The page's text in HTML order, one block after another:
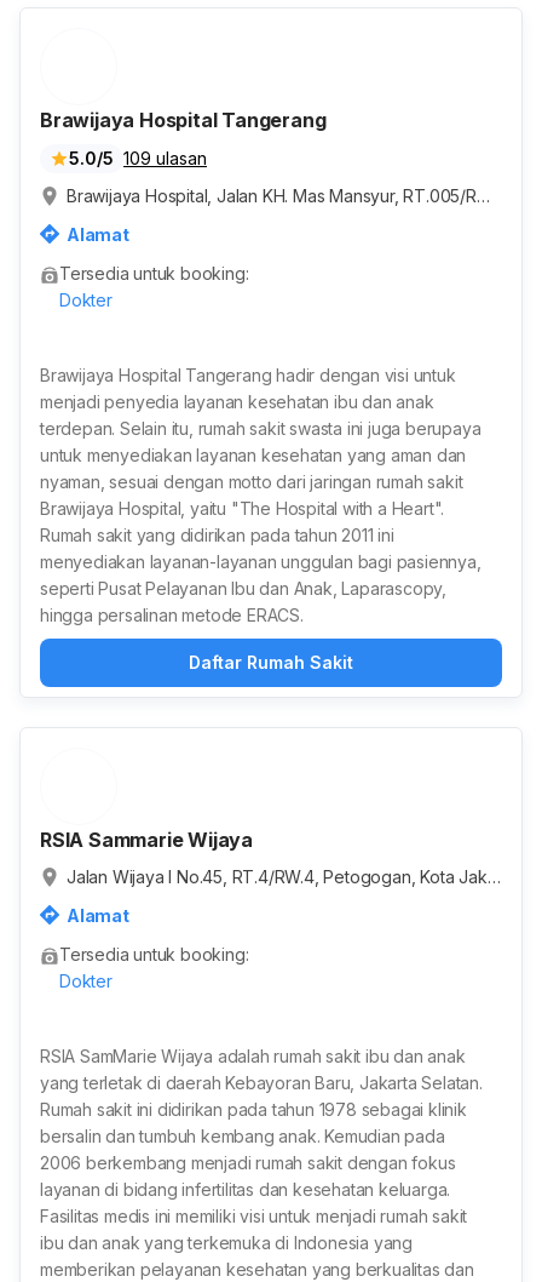
Brawijaya Hospital Tangerang
5.0/5 109 ulasan
Brawijaya Hospital, Jalan KH. Mas Mansyur, RT.005/RW.
Alamat
Tersedia untuk booking:
Dokter
Brawijaya Hospital Tangerang hadir dengan visi untuk
menjadi penyedia layanan kesehatan ibu dan anak
terdepan. Selain itu, rumah sakit swasta ini juga berupaya
untuk menyediakan layanan kesehatan yang aman dan
nyaman, sesuai dengan motto dari jaringan rumah sakit
Brawijaya Hospital, yaitu "The Hospital with a Heart".
Rumah sakit yang didirikan pada tahun 2011 ini
menyediakan layanan-layanan unggulan bagi pasiennya,
seperti Pusat Pelayanan Ibu dan Anak, Laparascopy,
hingga persalinan metode ERACS.
Daftar Rumah Sakit
RSIA Sammarie Wijaya
Jalan Wijaya I No.45, RT.4/RW.4, Petogogan, Kota Jaka
Alamat
Tersedia untuk booking:
Dokter
RSIA SamMarie Wijaya adalah rumah sakit ibu dan anak
yang terletak di daerah Kebayoran Baru, Jakarta Selatan.
Rumah sakit ini didirikan pada tahun 1978 sebagai klinik
bersalin dan tumbuh kembang anak. Kemudian pada
2006 berkembang menjadi rumah sakit dengan fokus
layanan di bidang infertilitas dan kesehatan keluarga.
Fasilitas medis ini memiliki visi untuk menjadi rumah sakit
ibu dan anak yang terkemuka di Indonesia yang
memberikan pelayanan kesehatan yang berkualitas dan